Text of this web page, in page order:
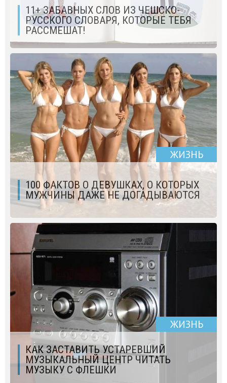
11+ ЗАБАВНЫХ СЛОВ ИЗ ЧЕШСКО-
РУССКОГО СЛОВАРЯ, КОТОРЫЕ ТЕБЯ
РАССМЕШАТ!
ЖИЗНЬ
100 ФАКТОВ О ДЕВУШКАХ, О КОТОРЫХ
МУЖЧИНЫ ДАЖЕ НЕ ДОГАДЫВАЮТСЯ
ЖИЗНЬ
КАК ЗАСТАВИТЬ УСТАРЕВШИЙ
МУЗЫКАЛЬНЫЙ ЦЕНТР ЧИТАТЬ
МУЗЫКУ С ФЛЕШКИ